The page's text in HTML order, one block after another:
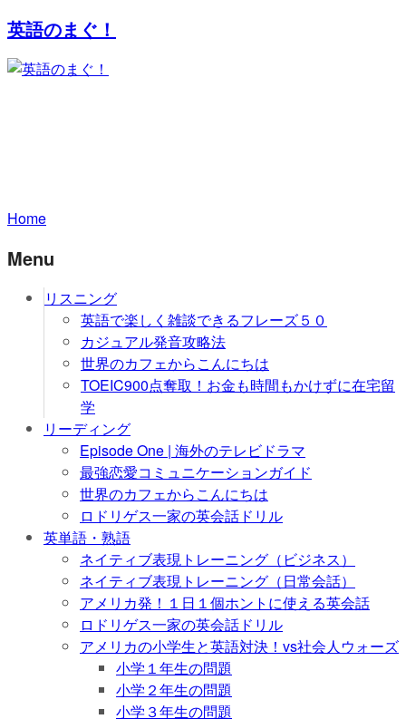
英語のまぐ！
Home
Menu
リスニング
英語で楽しく雑談できるフレーズ５０
カジュアル発音攻略法
世界のカフェからこんにちは
TOEIC900点奪取！お金も時間もかけずに在宅留
学
リーディング
Episode One | 海外のテレビドラマ
最強恋愛コミュニケーションガイド
世界のカフェからこんにちは
ロドリゲス一家の英会話ドリル
英単語・熟語
ネイティブ表現トレーニング（ビジネス）
ネイティブ表現トレーニング（日常会話）
アメリカ発！１日１個ホントに使える英会話
ロドリゲス一家の英会話ドリル
アメリカの小学生と英語対決！vs社会人ウォーズ
小学１年生の問題
小学２年生の問題
小学３年生の問題